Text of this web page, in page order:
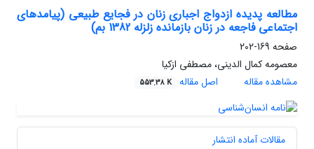
مطالعه پدیده ازدواج اجباری زنان در فجایع طبیعی (پیامدهای
اجتماعی فاجعه در زنان بازمانده زلزله 1382 بم)
صفحه 169-202
معصومه کمال الدینی، مصطفی ازکیا
مشاهده مقاله
اصل مقاله 553.38 K
مقالات آماده انتشار